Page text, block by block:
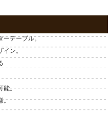
ーテーブル。
ン。
能。
。